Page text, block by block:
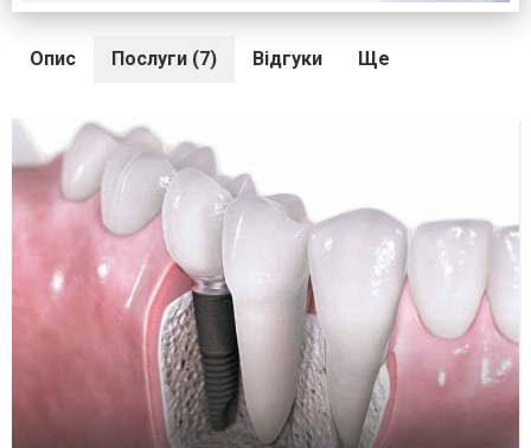
Опис Послуги (7) Відгуки Ще